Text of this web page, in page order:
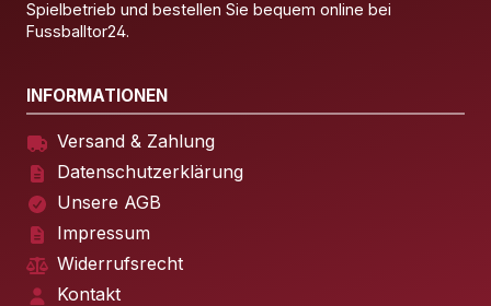
Spielbetrieb und bestellen Sie bequem online bei
Fussballtor24.
INFORMATIONEN
Versand & Zahlung
Datenschutzerklärung
Unsere AGB
Impressum
Widerrufsrecht
Kontakt